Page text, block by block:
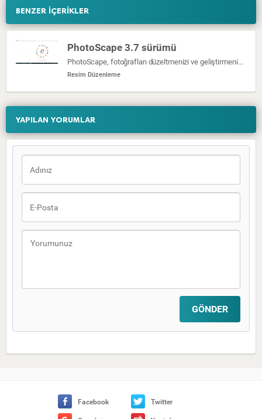
BENZER İÇERİKLER
PhotoScape 3.7 sürümü
PhotoScape, fotoğrafları düzeltmenizi ve geliştirmenizi sağlayan eğlenceli ve kolay bir fotoğraf düzenleme yazılımıdır.
Resim Düzenleme
YAPILAN YORUMLAR
Facebook Twitter